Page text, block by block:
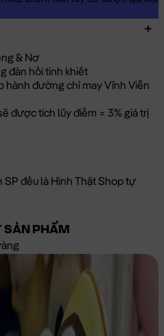
& Nơ
đàn hồi tinh khiết
hành đường chỉ may Vĩnh Viễn
được tích lũy điểm = 3% giá trị
SP đều là Hình Thật Shop tự
SẢN PHẨM